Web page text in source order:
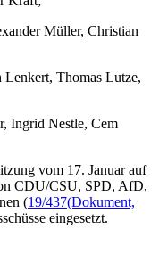
Müller, Christian
Thomas Lutze,
Ingrid Nestle, Cem
vom 17. Januar auf
CDU/CSU, SPD, AfD,
(19/437(Dokument,
eingesetzt.